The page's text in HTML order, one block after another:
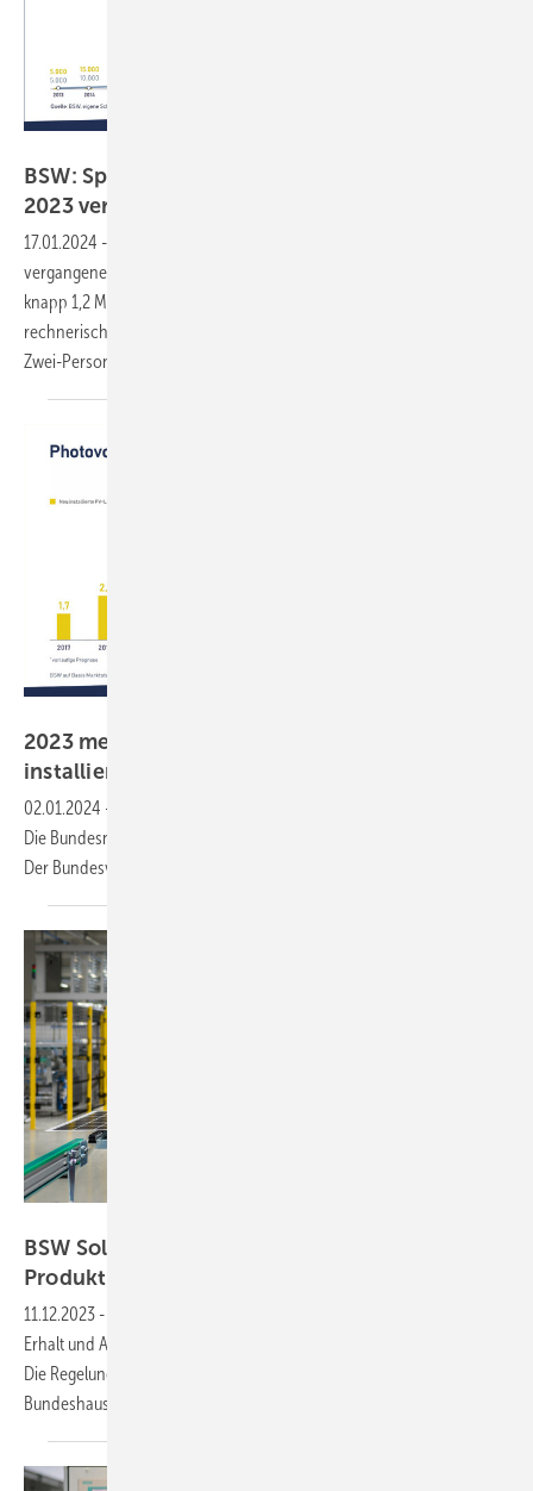
BSW: Speicherkapazität von Heimspeichern in
2023 verdoppelt
17.01.2024 -
vergangenen Jahr um über 150 Prozent gestiegen. Die inzwischen
knapp 1,2 Millionen in Deutschland installierten Heimspeicher decken
rechnerisch den Strombedarf von 1,5 Millionen
Zwei-Personen-Haushalten.
2023 mehr als eine Million neue Solaranlagen
installiert
02.01.2024 -
Die Bundesnetzagentur hat einen Zubau von 14 Gigawatt registriert.
Der Bundesverband rechnet auch für 2024 mit hoher
BSW Solar: Signal für Ausbau heimischer
Produktion ist dringend
11.12.2023 -
Erhalt und Ausbau heimischer Solarfabriken noch in dieser Woche.
Die Regelungen des Solarpakets I haben kaum Einfluss auf den
Bundeshaushalt.